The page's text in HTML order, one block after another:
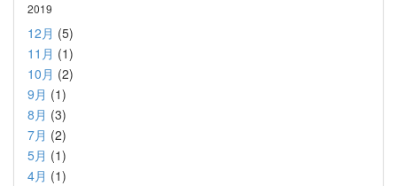
2019
12月 (5)
11月 (1)
10月 (2)
9月 (1)
8月 (3)
7月 (2)
5月 (1)
4月 (1)